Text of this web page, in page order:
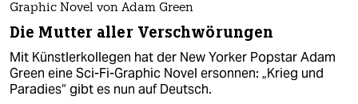
Graphic Novel von Adam Green
Die Mutter aller Verschwörungen
Mit Künstlerkollegen hat der New Yorker Popstar Adam
Green eine Sci-Fi-Graphic Novel ersonnen: „Krieg und
Paradies“ gibt es nun auf Deutsch.